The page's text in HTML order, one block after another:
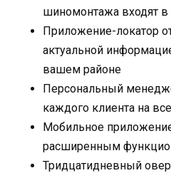
шиномонтажа входят в
Приложение-локатор
актуальной
вашем районе
Персональный
каждого клиента на
Мобильное
расширенным
Тридцатидневный